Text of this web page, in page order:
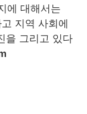
에 대해서는
지역 사회에
을 그리고 있다